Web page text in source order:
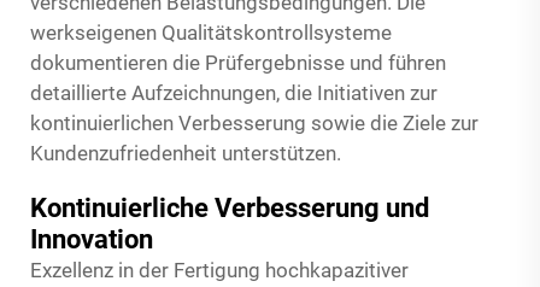
werkseigenen Qualitätskontrollsysteme
dokumentieren die Prüfergebnisse und führen
detaillierte Aufzeichnungen, die Initiativen zur
kontinuierlichen Verbesserung sowie die Ziele zur
Kundenzufriedenheit unterstützen.
Kontinuierliche Verbesserung und
Innovation
Exzellenz in der Fertigung hochkapazitiver